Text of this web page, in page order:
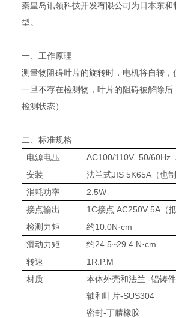
秦皇岛讯领科技开发有限公司为日本东和
型。
一、工作原理
测量物阻碍叶片的旋转时，电机将自转
一旦不存在检测物，叶片的阻碍被解除
检测状态）
二、标准规格
电源电压
AC100/110V 50/60Hz
安装
法兰式JIS 5K65A（也
消耗功率
2.5W
接点输出
1C接点 AC250V 5A（
检测力矩
约10.0N·cm
滑动力矩
约24.5~29.4 N·cm
转速
1R.P.M
材质
本体外壳和法兰 -铝铸件
轴和叶片-SUS304
密封-丁腈橡胶